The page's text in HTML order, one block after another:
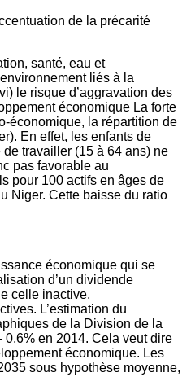
de la précarité
santé, eau et
liés à la
le risque d’aggravation des
économique La forte
économique, la répartition de
En effet, les enfants de
travailler (15 à 64 ans) ne
pas favorable au
pour 100 actifs en âges de
Niger. Cette baisse du ratio
économique qui se
d’un dividende
celle inactive,
L’estimation du
de la Division de la
en 2014. Cela veut dire
économique. Les
sous hypothèse moyenne,